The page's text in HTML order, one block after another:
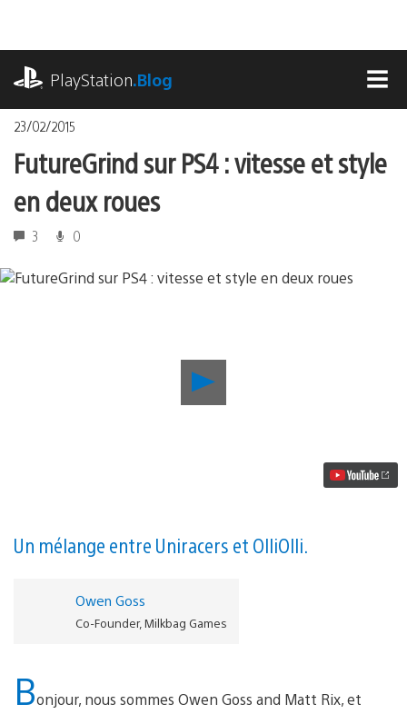
contenu
PlayStation.Blog
23/02/2015
FutureGrind sur PS4 : vitesse et style
en deux roues
3 0
vidéo
en
deux
Un mélange entre Uniracers et OlliOlli.
Owen Goss
Co-Founder, Milkbag Games
Bonjour, nous sommes Owen Goss and Matt Rix, et